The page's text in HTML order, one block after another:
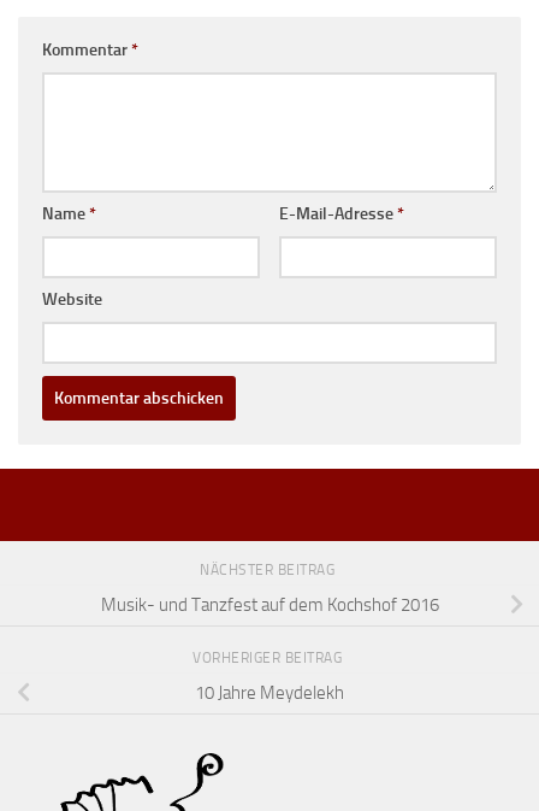
Kommentar*
Name* E-Mail-Adresse*
Website
NÄCHSTER BEITRAG
Musik- und Tanzfest auf dem Kochshof 2016
VORHERIGER BEITRAG
10 Jahre Meydelekh